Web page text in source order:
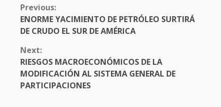
CONTINUE
READING
Previous:
ENORME YACIMIENTO DE PETRÓLEO SURTIRÁ
DE CRUDO EL SUR DE AMÉRICA
Next:
RIESGOS MACROECONÓMICOS DE LA
MODIFICACIÓN AL SISTEMA GENERAL DE
PARTICIPACIONES